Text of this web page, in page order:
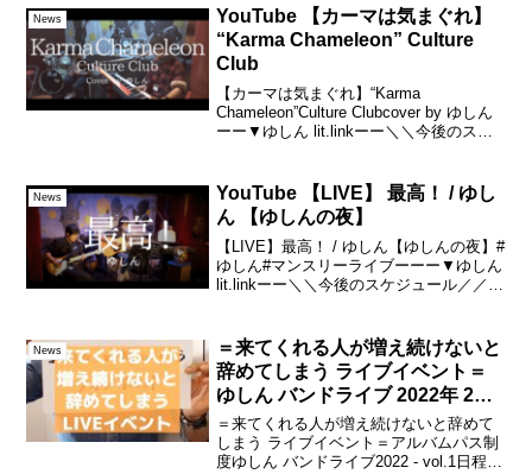
2025年【6/25(水)】MV公開💡【7/...
News
YouTube 【カーマは気まぐれ】
“Karma Chameleon” Culture
Club
【カーマは気まぐれ】“Karma
Chameleon”Culture Clubcover by ゆしん
ーー▼ゆしん lit.linkーー＼＼今後のスケ
配...
News
YouTube 【LIVE】 最高！ / ゆし
ん 【ゆしんの夜】
【LIVE】最高！ / ゆしん【ゆしんの夜】#
ゆしん#マンスリーライブーーー▼ゆしん
lit.linkーー＼＼今後のスケジュール／／・
月第1木曜『ゆ...
News
＝来てくれる人が増え続けないと
辞めてしまう ライブイベント＝
ゆしん バンドライブ 2022年 2月
23日(水・祝)18:00 スタート
＝来てくれる人が増え続けないと辞めて
しまう ライブイベント＝アルバムパス制
度ゆしん バンドライブ2022 - vol.1日程：